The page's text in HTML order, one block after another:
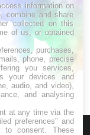
latérale
information on
combine and share
collected on this
of us, or obtained
purchases,
phone, precise
you services,
your devices and
audio, and video),
and analysing
at any time via the
preferences" and
to consent. These